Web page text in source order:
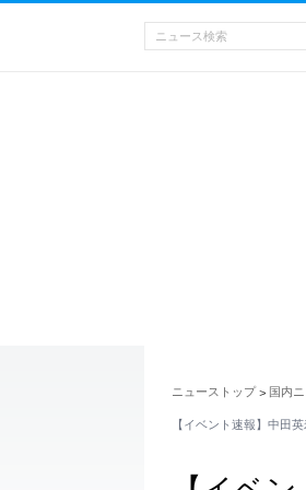
ニューストップ > 国内
【イベント速報】中田